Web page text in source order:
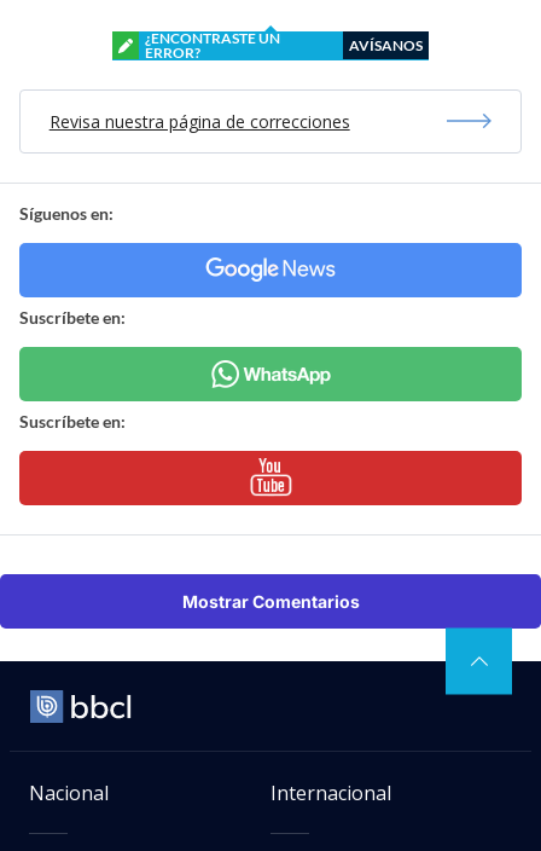
¿ENCONTRASTE UN
ERROR?
AVÍSANOS
Revisa nuestra página de correcciones
Síguenos en:
Suscríbete en:
Suscríbete en:
Mostrar Comentarios
Nacional Internacional